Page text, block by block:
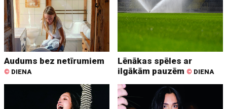
Audums bez netīrumiem
© DIENA
Lēnākas spēles ar
ilgākām pauzēm © DIENA